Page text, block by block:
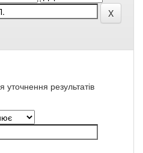
уточнення результатів